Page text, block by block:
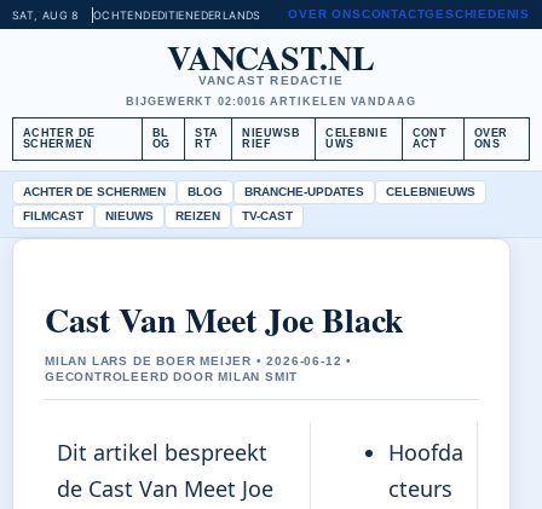
SAT, AUG 8 OCHTENDEDITIENEDERLANDS OVER ONSCONTACTGESCHIEDENIS
VANCAST.NL
VANCAST REDACTIE
BIJGEWERKT 02:0016 ARTIKELEN VANDAAG
ACHTER DE
SCHERMEN
BL
OG
STA
RT
NIEUWSB
RIEF
CELEBNIE
UWS
CONT
ACT
OVER
ONS
ACHTER DE SCHERMEN BLOG BRANCHE-UPDATES
CELEBNIEUWS
FILMCAST
NIEUWS REIZEN TV-CAST
Cast Van Meet Joe Black
MILAN LARS DE BOER MEIJER • 2026-06-12 •
GECONTROLEERD DOOR MILAN SMIT
Dit artikel bespreekt
de Cast Van Meet Joe
Hoofda
cteurs